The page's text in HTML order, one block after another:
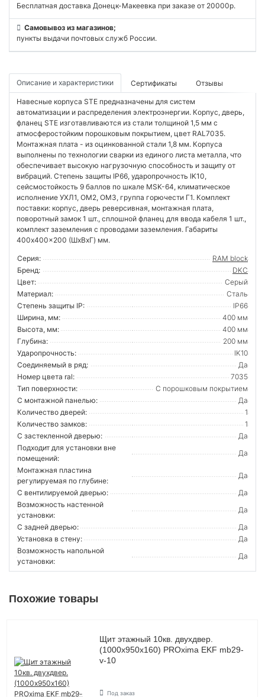
Бесплатная доставка Донецк-Макеевка при заказе от 20000р.
Самовывоз из магазинов;
пункты выдачи почтовых служб России.
Описание и характеристики Сертификаты Отзывы
Навесные корпуса STE предназначены для систем
автоматизации и распределения электроэнергии. Корпус, дверь,
фланец STE изготавливаются из стали толщиной 1,5 мм с
атмосферостойким порошковым покрытием, цвет RAL7035.
Монтажная плата - из оцинкованной стали 1,8 мм. Корпуса
выполнены по технологии сварки из единого листа металла, что
обеспечивает высокую нагрузочную способность и защиту от
вибраций. Степень защиты IP66, ударопрочность IK10,
сейсмостойкость 9 баллов по шкале MSK-64, климатическое
исполнение УХЛ1, ОМ2, ОМ3, группа горючести Г1. Комплект
поставки: корпус, дверь реверсивная, монтажная плата,
поворотный замок 1 шт., сплошной фланец для ввода кабеля 1 шт.,
комплект заземления с проводами заземления. Габариты
400x400x200 (ШхВхГ) мм.
Серия:
RAM block
Бренд:
DKC
Цвет:
Серый
Материал:
Сталь
Степень защиты IP:
IP66
Ширина, мм:
400 мм
Высота, мм:
400 мм
Глубина:
200 мм
Ударопрочность:
IK10
Соединяемый в ряд:
Да
Номер цвета ral:
7035
Тип поверхности:
С порошковым покрытием
С монтажной панелью:
Да
Количество дверей:
1
Количество замков:
1
С застекленной дверью:
Да
Подходит для установки вне
помещений:
Да
Монтажная пластина
регулируемая по глубине:
Да
С вентилируемой дверью:
Да
Возможность настенной
установки:
Да
С задней дверью:
Да
Установка в стену:
Да
Возможность напольной
установки:
Да
Похожие товары
Щит этажный 10кв. двухдвер.
(1000х950х160) PROxima EKF mb29-
v-10
Под заказ